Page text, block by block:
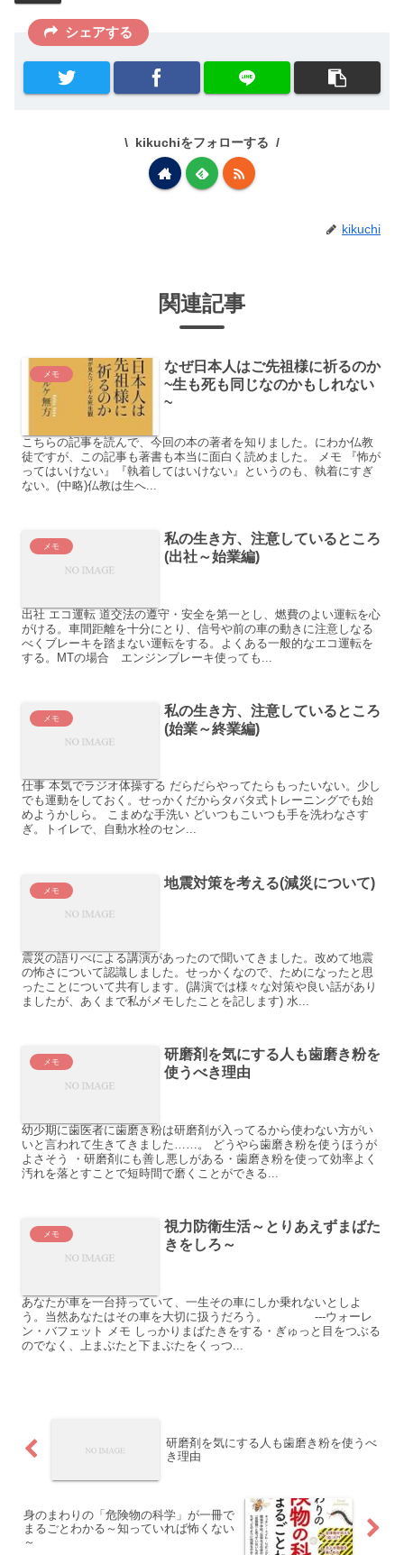
シェアする
kikuchiをフォローする
kikuchi
関連記事
メモ
なぜ日本人はご先祖様に祈るのか
~生も死も同じなのかもしれない
~
こちらの記事を読んで、今回の本の著者を知りました。にわか仏教
徒ですが、この記事も著書も本当に面白く読めました。 メモ 『怖が
ってはいけない』『執着してはいけない』というのも、執着にすぎ
ない。(中略)仏教は生へ...
メモ
私の生き方、注意しているところ
(出社～始業編)
出社 エコ運転 道交法の遵守・安全を第一とし、燃費のよい運転を心
がける。車間距離を十分にとり、信号や前の車の動きに注意しなる
べくブレーキを踏まない運転をする。よくある一般的なエコ運転を
する。MTの場合 エンジンブレーキ使っても...
メモ
私の生き方、注意しているところ
(始業～終業編)
仕事 本気でラジオ体操する だらだらやってたらもったいない。少し
でも運動をしておく。せっかくだからタバタ式トレーニングでも始
めようかしら。 こまめな手洗い どいつもこいつも手を洗わなさす
ぎ。トイレで、自動水栓のセン...
メモ 地震対策を考える(減災について)
震災の語りべによる講演があったので聞いてきました。改めて地震
の怖さについて認識しました。せっかくなので、ためになったと思
ったことについて共有します。(講演では様々な対策や良い話があり
ましたが、あくまで私がメモしたことを記します) 水...
メモ
研磨剤を気にする人も歯磨き粉を
使うべき理由
幼少期に歯医者に歯磨き粉は研磨剤が入ってるから使わない方がい
いと言われて生きてきました……。 どうやら歯磨き粉を使うほうが
よさそう ・研磨剤にも善し悪しがある・歯磨き粉を使って効率よく
汚れを落とすことで短時間で磨くことができる...
メモ
視力防衛生活～とりあえずまばた
きをしろ～
あなたが車を一台持っていて、一生その車にしか乗れないとしよ
う。当然あなたはその車を大切に扱うだろう。 ---ウォーレ
ン・バフェット メモ しっかりまばたきをする・ぎゅっと目をつぶる
のでなく、上まぶたと下まぶたをくっつ...
研磨剤を気にする人も歯磨き粉を使うべ
き理由
身のまわりの「危険物の科学」が一冊で
まるごとわかる～知っていれば怖くない
～